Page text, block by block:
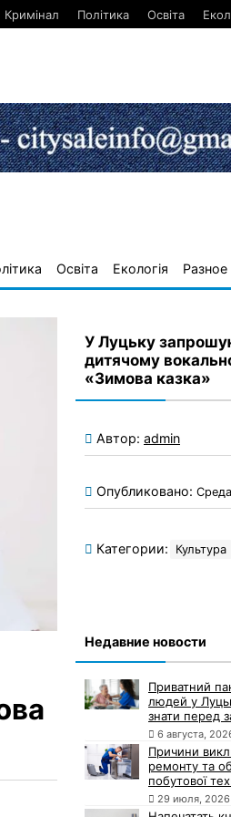
Кримінал Політика Освіта
Освіта Екологія Разное
У Луцьку
дитячому
«Зимова казка»
Автор: admin
Опубликовано:
Категории: Культура
Недавние новости
Приватний
людей у
знати перед
6 августа,
Причини
ремонту та
побутової
29 июля, 2026